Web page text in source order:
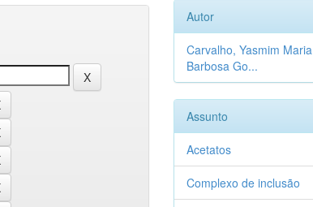
Autor
Carvalho, Yasmim Maria
Barbosa Go...
Assunto
Acetatos
Complexo de inclusão